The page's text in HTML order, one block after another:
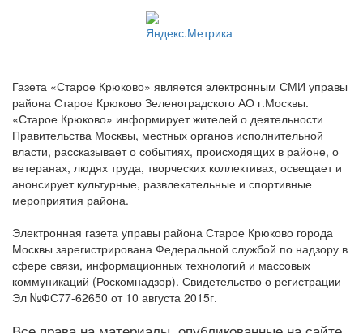
Газета «Старое Крюково» является электронным СМИ управы
района Старое Крюково Зеленоградского АО г.Москвы.
«Старое Крюково» информирует жителей о деятельности
Правительства Москвы, местных органов исполнительной
власти, рассказывает о событиях, происходящих в районе, о
ветеранах, людях труда, творческих коллективах, освещает и
анонсирует культурные, развлекательные и спортивные
мероприятия района.
Электронная газета управы района Старое Крюково города
Москвы зарегистрирована Федеральной службой по надзору в
сфере связи, информационных технологий и массовых
коммуникаций (Роскомнадзор). Свидетельство о регистрации
Эл №ФС77-62650 от 10 августа 2015г.